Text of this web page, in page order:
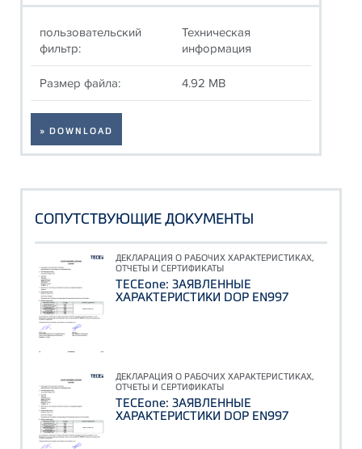
пользовательский
фильтр:
Техническая
информация
Размер файла: 4.92 MB
» DOWNLOAD
СОПУТСТВУЮЩИЕ ДОКУМЕНТЫ
ДЕКЛАРАЦИЯ О РАБОЧИХ ХАРАКТЕРИСТИКАХ,
ОТЧЕТЫ И СЕРТИФИКАТЫ
TECEone: ЗАЯВЛЕННЫЕ
ХАРАКТЕРИСТИКИ DOP EN997
ДЕКЛАРАЦИЯ О РАБОЧИХ ХАРАКТЕРИСТИКАХ,
ОТЧЕТЫ И СЕРТИФИКАТЫ
TECEone: ЗАЯВЛЕННЫЕ
ХАРАКТЕРИСТИКИ DOP EN997